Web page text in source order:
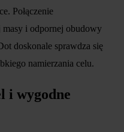
Połączenie
i odpornej obudowy
doskonale sprawdza się
namierzania celu.
i wygodne